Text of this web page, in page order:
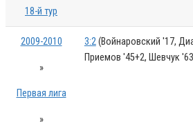
18-й тур
2009-2010
»
Первая лига
»
3:2(Войнаровский '17,
Приемов '45+2, Шевчук